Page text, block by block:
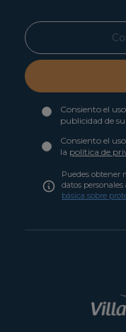
Consiento el
publicidad de
Consiento el
la política de
Puedes obtener
datos
básica sobre